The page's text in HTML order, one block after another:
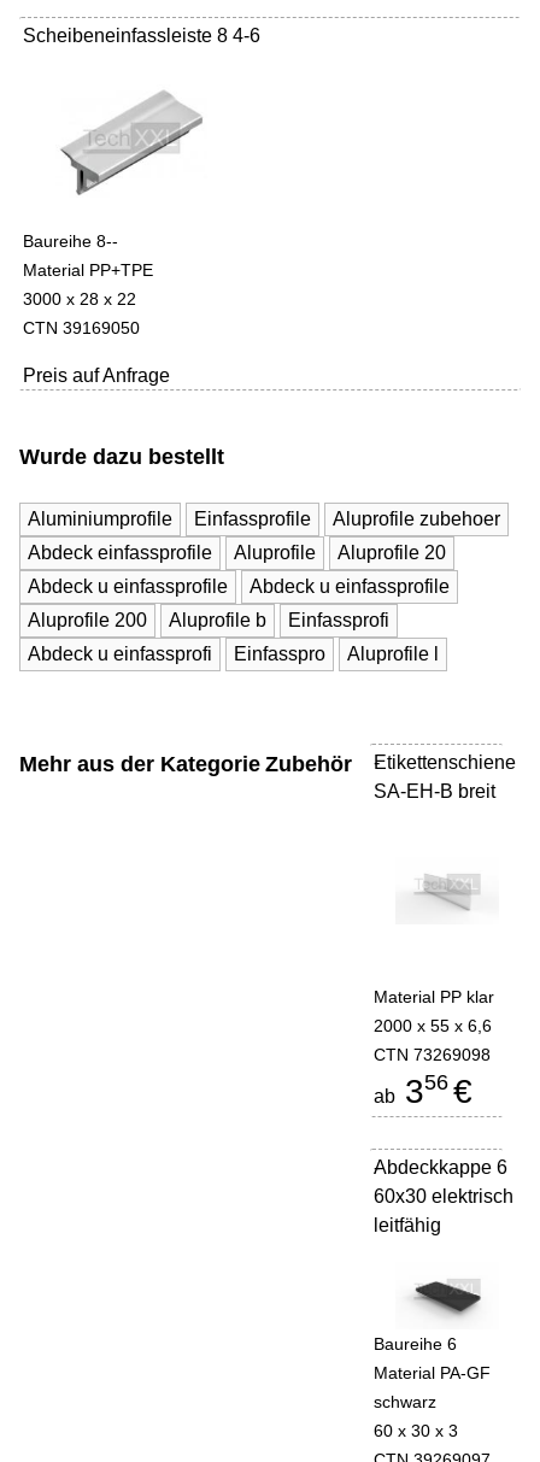
Scheibeneinfassleiste 8 4-6
Baureihe 8--
Material PP+TPE
3000 x 28 x 22
CTN 39169050
Preis auf Anfrage
Wurde dazu bestellt
Aluminiumprofile Einfassprofile
Aluprofile zubehoer
Abdeck einfassprofile
Aluprofile
Aluprofile 20
Abdeck u einfassprofile
Abdeck u einfassprofile
Aluprofile 200
Aluprofile b
Einfassprofi
Abdeck u einfassprofi
Einfasspro Aluprofile l
Mehr aus der Kategorie Zubehör
Etikettenschiene
SA-EH-B breit
-
Material PP klar
2000 x 55 x 6,6
CTN 73269098
ab 356 €
Abdeckkappe 6
60x30 elektrisch
leitfähig
-
Baureihe 6
Material PA-GF
schwarz
60 x 30 x 3